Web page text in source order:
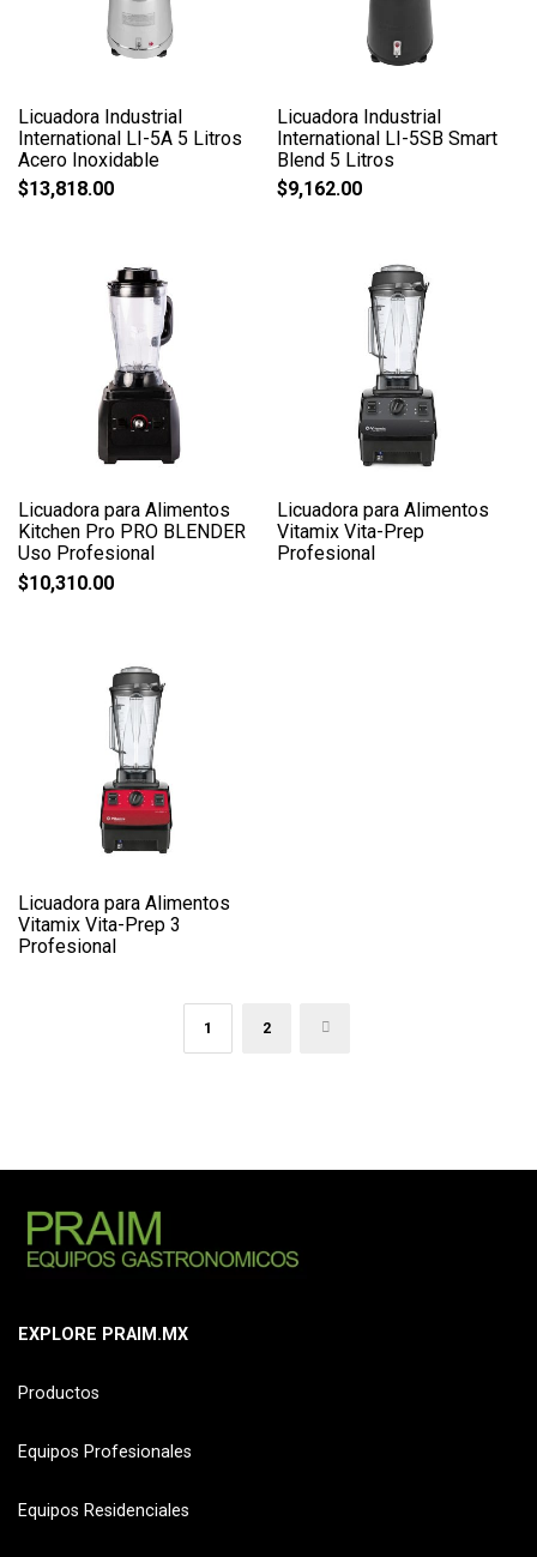
Licuadora Industrial
International LI-5A 5 Litros
Acero Inoxidable
$13,818.00
Licuadora Industrial
International LI-5SB Smart
Blend 5 Litros
$9,162.00
Licuadora para Alimentos
Kitchen Pro PRO BLENDER
Uso Profesional
$10,310.00
Licuadora para Alimentos
Vitamix Vita-Prep
Profesional
Licuadora para Alimentos
Vitamix Vita-Prep 3
Profesional
1 2 →
EXPLORE PRAIM.MX
Productos
Equipos Profesionales
Equipos Residenciales